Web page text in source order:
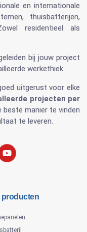
en internationale
, thuisbatterijen,
residentieel als
bij jouw project
werkethiek.
uitgerust voor elke
projecten per
beste manier te vinden
te leveren.
producten